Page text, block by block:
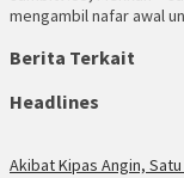
mengambil nafar awal
Berita Terkait
Headlines
Akibat Kipas Angin,